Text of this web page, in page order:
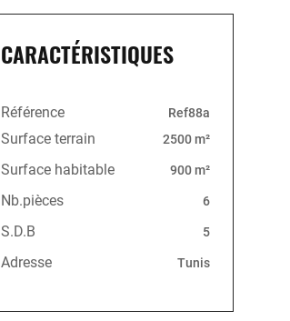
CARACTÉRISTIQUES
Référence Ref88a
Surface terrain 2500 m²
Surface habitable 900 m²
Nb.pièces 6
S.D.B 5
Adresse Tunis